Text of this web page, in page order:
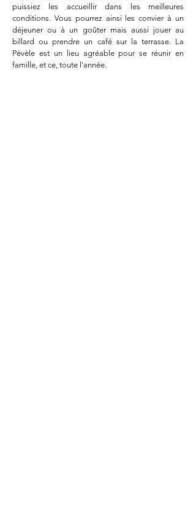
puissiez les accueillir dans les meilleures
conditions. Vous pourrez ainsi les convier à un
déjeuner ou à un goûter mais aussi jouer au
billard ou prendre un café sur la terrasse. La
Pévèle est un lieu agréable pour se réunir en
famille, et ce, toute l'année.